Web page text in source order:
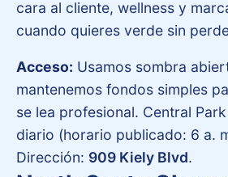
cara al cliente, wellness y
cuando quieres verde sin
Acceso: Usamos sombra
mantenemos fondos simples
se lea profesional. Central
diario (horario publicado: 6 a.
Dirección: 909 Kiely Blvd.